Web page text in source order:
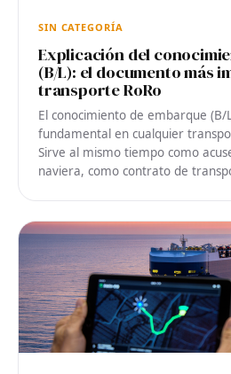
SIN CATEGORÍA
Explicación del
(B/L): el documento más
transporte RoRo
El conocimiento de embarque (B/
fundamental en cualquier
Sirve al mismo tiempo como
naviera, como contrato de